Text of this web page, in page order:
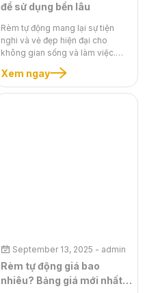
để sử dụng bền lâu
Rèm tự động mang lại sự tiện
nghi và vẻ đẹp hiện đại cho
không gian sống và làm việc.
Tuy nhiên, giống như bất kỳ thiết
bị điện tử nào, việc bảo trì định kỳ
là chìa khóa để đảm bảo rèm tự
Xem ngay
September 13, 2025 - admin
Rèm tự động giá bao
nhiêu? Bảng giá mới nhất